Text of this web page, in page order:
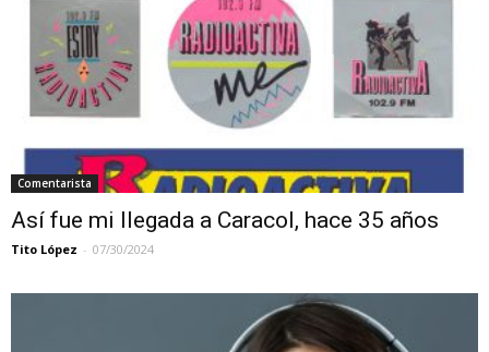
Comentarista
Así fue mi llegada a Caracol, hace 35 años
Tito López - 07/30/2024